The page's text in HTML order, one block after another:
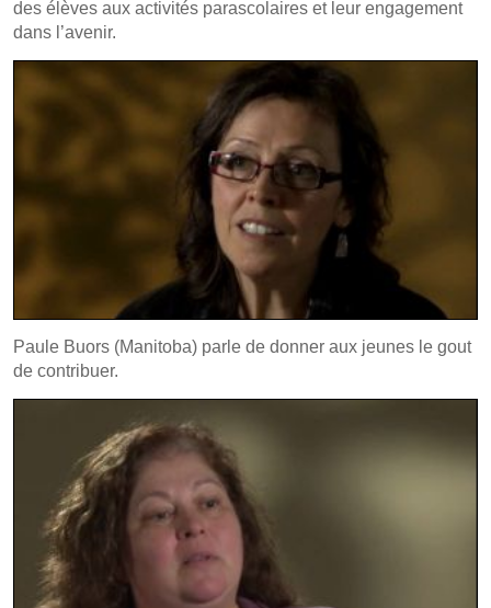
des élèves aux activités parascolaires et leur engagement
dans l’avenir.
Paule Buors (Manitoba) parle de donner aux jeunes le gout
de contribuer.